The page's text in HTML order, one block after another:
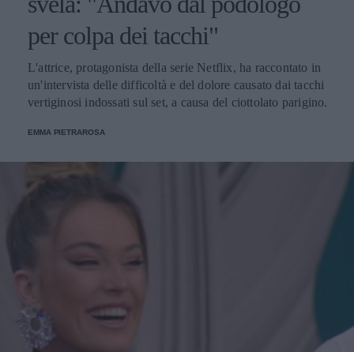
per colpa dei tacchi"
L'attrice, protagonista della serie Netflix, ha raccontato in
un'intervista delle difficoltà e del dolore causato dai tacchi
vertiginosi indossati sul set, a causa del ciottolato parigino.
EMMA PIETRAROSA